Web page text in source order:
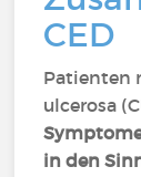
CED
Patienten
ulcerosa
in den